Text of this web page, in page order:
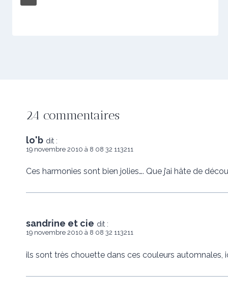
24 commentaires
lo'b dit :
19 novembre 2010 à 8 08 32 113211
Ces harmonies sont bien jolies…. Que j’ai hâte de
sandrine et cie dit :
19 novembre 2010 à 8 08 32 113211
ils sont très chouette dans ces couleurs automnales,